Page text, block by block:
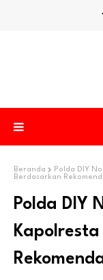
Beranda
Polda DIY
Berdasarkan
Polda DIY